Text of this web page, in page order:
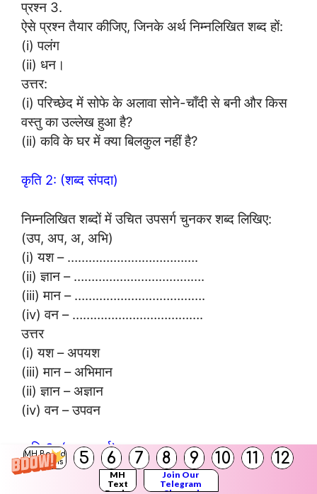
MH Board
Solutions
5 6 7 8 9 10 11 12
MH
Text
Join Our
Telegram
प्रश्न 3.
ऐसे प्रश्न तैयार कीजिए, जिनके अर्थ निम्नलिखित शब्द हों:
(i) पलंग
(ii) धन।
उत्तर:
(i) परिच्छेद में सोफे के अलावा सोने-चाँदी से बनी और किस
वस्तु का उल्लेख हुआ है?
(ii) कवि के घर में क्या बिलकुल नहीं है?
कृति 2: (शब्द संपदा)
निम्नलिखित शब्दों में उचित उपसर्ग चुनकर शब्द लिखिए:
(उप, अप, अ, अभि)
(i) यश – ……………………………….
(ii) ज्ञान – ……………………………….
(iii) मान – ……………………………….
(iv) वन – ……………………………….
उत्तर
(i) यश – अपयश
(iii) मान – अभिमान
(ii) ज्ञान – अज्ञान
(iv) वन – उपवन
कृति 3: (सरल अर्थ)